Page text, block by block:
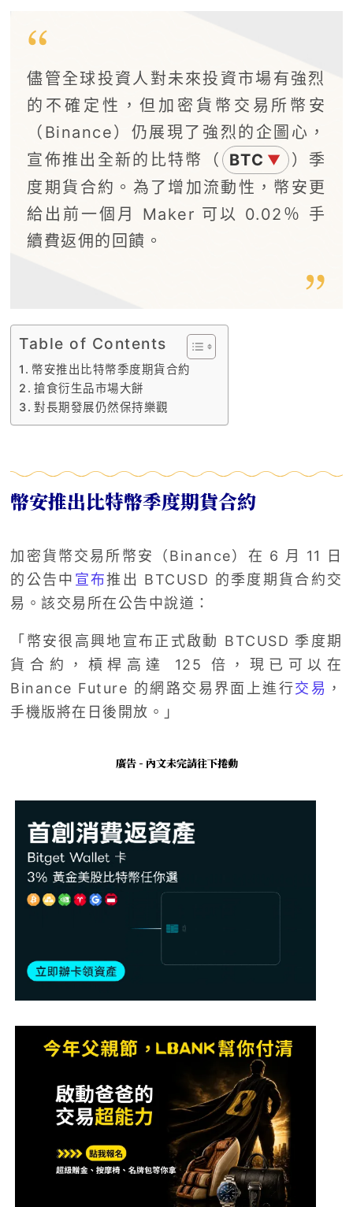
儘管全球投資人對未來投資市場有強烈
的不確定性，但加密貨幣交易所幣安
（Binance）仍展現了強烈的企圖心，
宣佈推出全新的比特幣（
BTC ▼
）季
度期貨合約。為了增加流動性，幣安更
給出前一個月 Maker 可以 0.02％ 手
續費返佣的回饋。
Table of Contents
幣安推出比特幣季度期貨合約
搶食衍生品市場大餅
對長期發展仍然保持樂觀
幣安推出比特幣季度期貨合約
加密貨幣交易所幣安（Binance）在 6 月 11 日
的公告中 宣布推出 BTCUSD 的季度期貨合約交
易。該交易所在公告中說道：
「幣安很高興地宣布正式啟動 BTCUSD 季度期
貨合約，槓桿高達 125 倍，現已可以在
Binance Future 的網路交易界面上進行交易 ，
手機版將在日後開放。」
廣告 - 內文未完請往下捲動